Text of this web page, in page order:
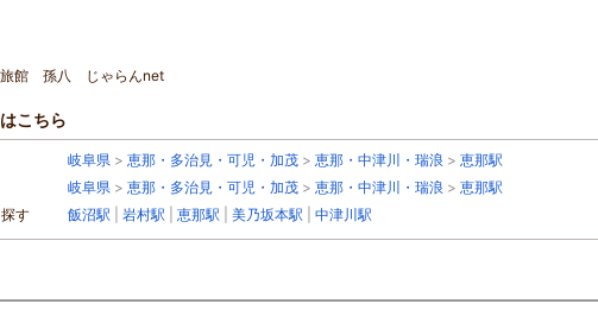
旅館 孫八 じゃらんnet
こちら
岐阜県 > 恵那・多治見・可児・加茂 > 恵那・中津川・瑞浪 > 恵那駅
岐阜県 > 恵那・多治見・可児・加茂 > 恵那・中津川・瑞浪 > 恵那駅
す
飯沼駅 岩村駅 恵那駅 美乃坂本駅 中津川駅